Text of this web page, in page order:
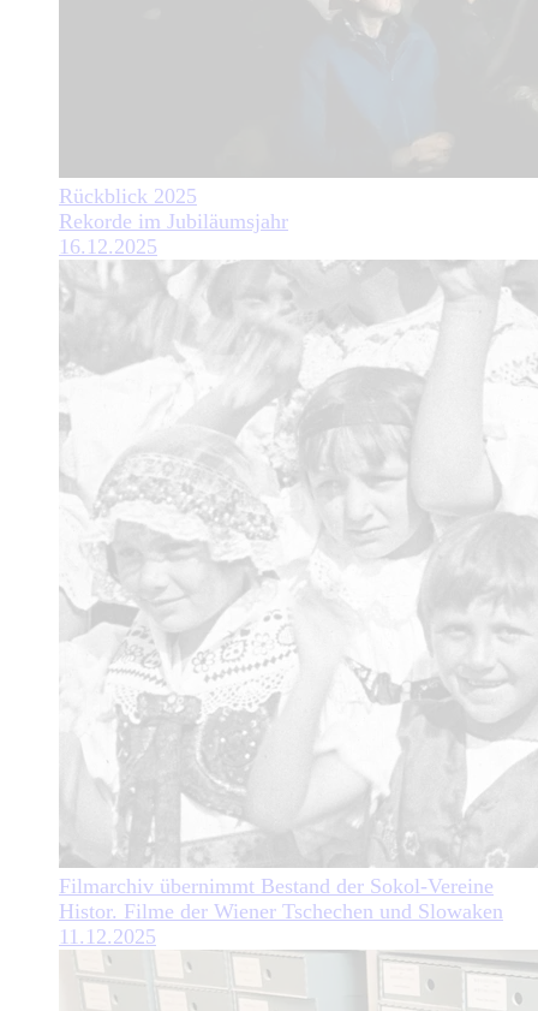
Rückblick 2025
Rekorde im Jubiläumsjahr
16.12.2025
Filmarchiv übernimmt Bestand der Sokol-Vereine
Histor. Filme der Wiener Tschechen und Slowaken
11.12.2025